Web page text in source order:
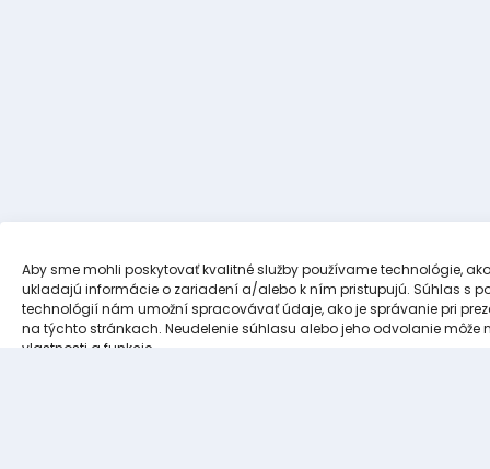
Aby sme mohli poskytovať kvalitné služby používame technológie,
ukladajú informácie o zariadení a/alebo k ním pristupujú. Súhlas s
technológií nám umožní spracovávať údaje, ako je správanie pri
na týchto stránkach. Neudelenie súhlasu alebo jeho odvolanie môže
vlastnosti a funkcie.